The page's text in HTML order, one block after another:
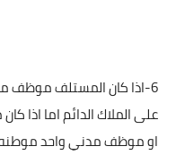
6-اذا كان المستلف
على الملاك الدائم اما اذا
او موظف مدني واحد